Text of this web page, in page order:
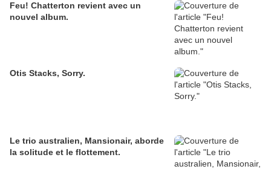
Feu! Chatterton revient avec un
nouvel album.
Otis Stacks, Sorry.
Le trio australien, Mansionair, aborde
la solitude et le flottement.